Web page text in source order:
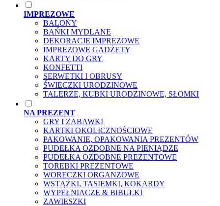
IMPREZOWE
BALONY
BAŃKI MYDLANE
DEKORACJE IMPREZOWE
IMPREZOWE GADŻETY
KARTY DO GRY
KONFETTI
SERWETKI I OBRUSY
ŚWIECZKI URODZINOWE
TALERZE, KUBKI URODZINOWE, SŁOMKI
NA PREZENT
GRY I ZABAWKI
KARTKI OKOLICZNOŚCIOWE
PAKOWANIE, OPAKOWANIA PREZENTÓW
PUDEŁKA OZDOBNE NA PIENIĄDZE
PUDEŁKA OZDOBNE PREZENTOWE
TOREBKI PREZENTOWE
WORECZKI ORGANZOWE
WSTĄŻKI, TASIEMKI, KOKARDY
WYPEŁNIACZE & BIBUŁKI
ZAWIESZKI